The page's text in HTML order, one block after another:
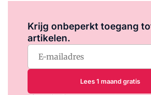
Krijg onbeperkt toegang
artikelen.
Lees 1 maand gratis